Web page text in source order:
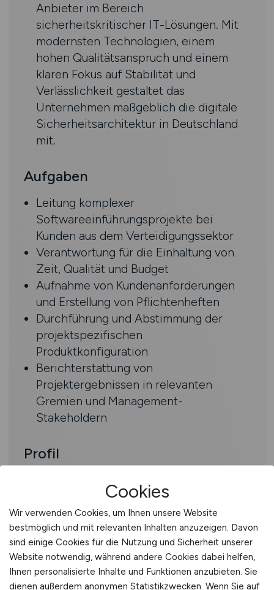
Anbieter im Bereich
sicherheitskritischer IT-Lösungen. Mit
modernsten Technologien, einem
hohen Qualitätsanspruch und einem
klaren Fokus auf Stabilität und
Verlässlichkeit gestaltet das
Unternehmen maßgeblich die digitale
Sicherheitsarchitektur in Deutschland
mit.
Aufgaben
Leitung komplexer
Softwareeinführungsprojekte bei
Kunden aus dem Verteidigungssektor
Verantwortung für die Einhaltung von
Zeit, Qualität und Budget
Aufnahme von Kundenanforderungen
und Erstellung von Pflichtenheften
Durchführung und Abstimmung der
projektspezifischen
Produktkonfiguration
Berichterstattung von
Projektergebnissen in relevanten
Gremien und Management-
Stakeholdern
Profil
Wirtschaftsinformatik oder eine
abgeschlossene Berufsausbildung
Fundierte Berufserfahrung in der
Umsetzung von Software-Projekten
Eine hohe Kundenorientierung und
schnelle Auffassungsgabe runden Ihr
Cookies
Wir verwenden Cookies, um Ihnen unsere Website
bestmöglich und mit relevanten Inhalten anzuzeigen. Davon
sind einige Cookies für die Nutzung und Sicherheit unserer
Website notwendig, während andere Cookies dabei helfen,
Ihnen personalisierte Inhalte und Funktionen anzubieten. Sie
dienen außerdem anonymen Statistikzwecken. Wenn Sie auf